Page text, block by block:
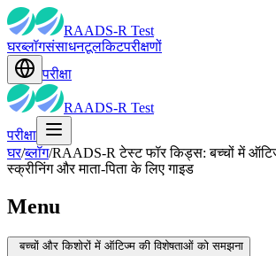
RAADS-R Test
घरब्लॉगसंसाधनटूलकिटपरीक्षणों
परीक्षा
RAADS-R Test
परीक्षा
घर/ब्लॉग/RAADS-R टेस्ट फॉर किड्स: बच्चों में
स्क्रीनिंग और माता-पिता के लिए गाइड
Menu
बच्चों और किशोरों में ऑटिज्म की विशेषताओं को समझना